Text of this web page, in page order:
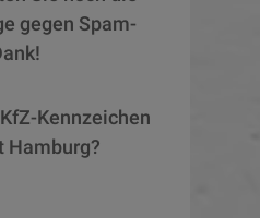
gegen Spam-
Kennzeichen
Hamburg?